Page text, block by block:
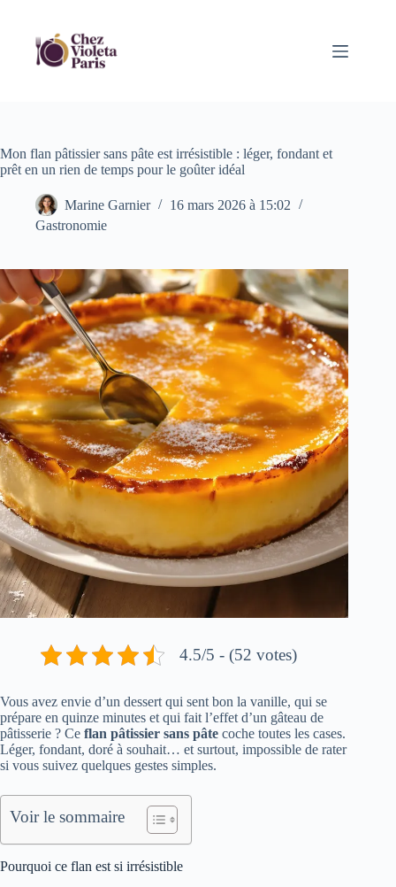
contenu
Mon flan pâtissier sans pâte est irrésistible : léger, fondant et
prêt en un rien de temps pour le goûter idéal
Marine Garnier
16 mars 2026 à 15:02
Gastronomie
4.5/5 - (52 votes)
Vous avez envie d’un dessert qui sent bon la vanille, qui se
prépare en quinze minutes et qui fait l’effet d’un gâteau de
pâtisserie ? Ce flan pâtissier sans pâte coche toutes les cases.
Léger, fondant, doré à souhait… et surtout, impossible de rater
si vous suivez quelques gestes simples.
Voir le sommaire
Pourquoi ce flan est si irrésistible